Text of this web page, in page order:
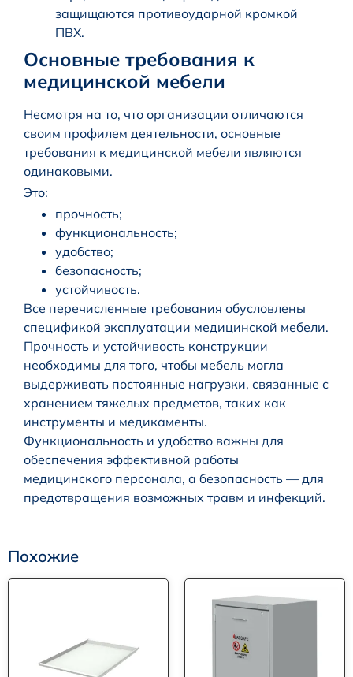
защищаются противоударной кромкой
ПВХ.
Основные требования к
медицинской мебели
Несмотря на то, что организации отличаются
своим профилем деятельности, основные
требования к медицинской мебели являются
одинаковыми.
Это:
прочность;
функциональность;
удобство;
безопасность;
устойчивость.
Все перечисленные требования обусловлены
спецификой эксплуатации медицинской мебели.
Прочность и устойчивость конструкции
необходимы для того, чтобы мебель могла
выдерживать постоянные нагрузки, связанные с
хранением тяжелых предметов, таких как
инструменты и медикаменты.
Функциональность и удобство важны для
обеспечения эффективной работы
медицинского персонала, а безопасность — для
предотвращения возможных травм и инфекций.
Похожие